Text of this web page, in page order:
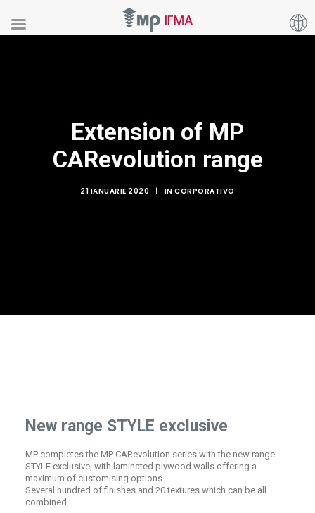
Extension of MP
CARevolution range
21 IANUARIE 2020 | INCORPORATIVO
New range STYLE exclusive
MP completes the MP CARevolution series with the new range
STYLE exclusive, with laminated plywood walls offering a
maximum of customising options.
Several hundred of finishes and 20 textures which can be all
combined.